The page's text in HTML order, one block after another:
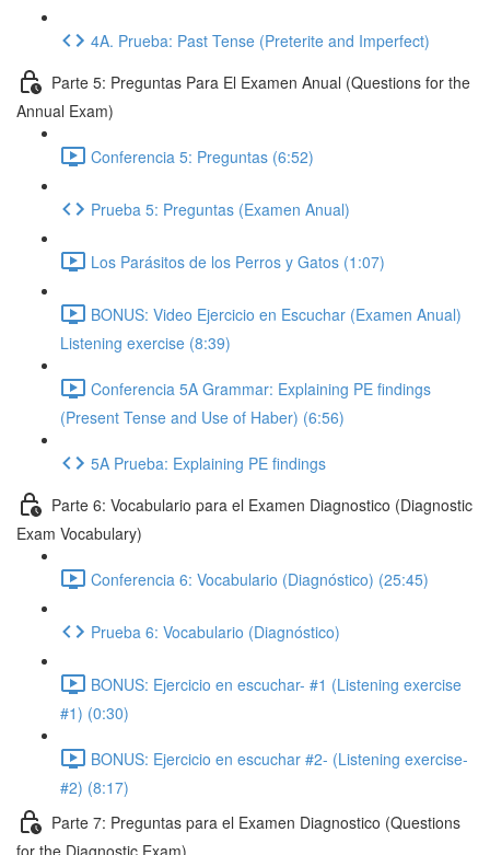
4A. Prueba: Past Tense (Preterite and Imperfect)
Parte 5: Preguntas Para El Examen Anual (Questions for the
Annual Exam)
Conferencia 5: Preguntas (6:52)
Prueba 5: Preguntas (Examen Anual)
Los Parásitos de los Perros y Gatos (1:07)
BONUS: Video Ejercicio en Escuchar (Examen Anual)
Listening exercise (8:39)
Conferencia 5A Grammar: Explaining PE findings
(Present Tense and Use of Haber) (6:56)
5A Prueba: Explaining PE findings
Parte 6: Vocabulario para el Examen Diagnostico (Diagnostic
Exam Vocabulary)
Conferencia 6: Vocabulario (Diagnóstico) (25:45)
Prueba 6: Vocabulario (Diagnóstico)
BONUS: Ejercicio en escuchar- #1 (Listening exercise
#1) (0:30)
BONUS: Ejercicio en escuchar #2- (Listening exercise-
#2) (8:17)
Parte 7: Preguntas para el Examen Diagnostico (Questions
for the Diagnostic Exam)